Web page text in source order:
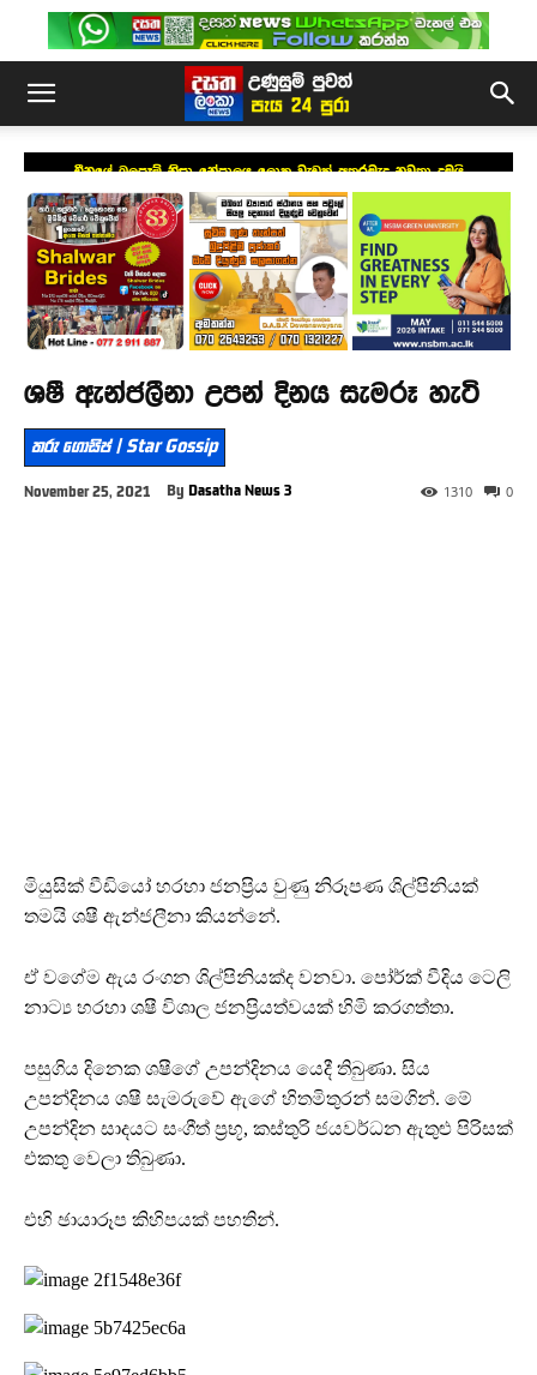
චීනයේ බලපෑම් නිසා නේපාලය ලොකු වැඩක් අතරමැද නවතා දමයි
ශෂී ඇන්ජලීනා උපන් දිනය සැමරූ හැටි
තරු ගොසිප් | Star Gossip
November 25, 2021 By Dasatha News 3 0
1310
මියුසික් වීඩියෝ හරහා ජනප්‍රිය වුණු නිරූපණ ශිල්පිනියක්
තමයි ශෂී ඇන්ජලීනා කියන්නේ.
ඒ වගේම ඇය රංගන ශිල්පිනියක්ද වනවා. පෝර්ක් වීදිය ටෙලි
නාට්‍ය හරහා ශෂී විශාල ජනප්‍රියත්වයක් හිමි කරගත්තා.
පසුගිය දිනෙක ශෂීගේ උපන්දිනය යෙදී තිබුණා. සිය
උපන්දිනය ශෂී සැමරුවේ ඇගේ හිතමිතුරන් සමගින්. මේ
උපන්දින සාදයට සංගීත් ප්‍රභූ, කස්තුරි ජයවර්ධන ඇතුළු පිරිසක්
එකතු වෙලා තිබුණා.
එහි ඡායාරූප කිහිපයක් පහතින්.